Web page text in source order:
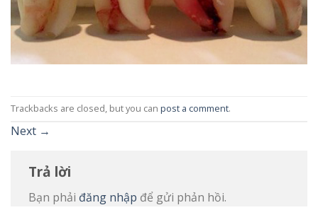
Trackbacks are closed, but you can post a comment.
Next →
Trả lời
Bạn phải đăng nhập để gửi phản hồi.